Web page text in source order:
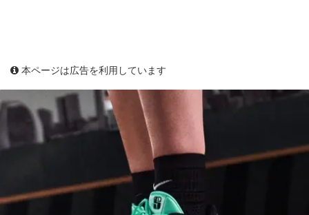
本ページは広告を利用しています